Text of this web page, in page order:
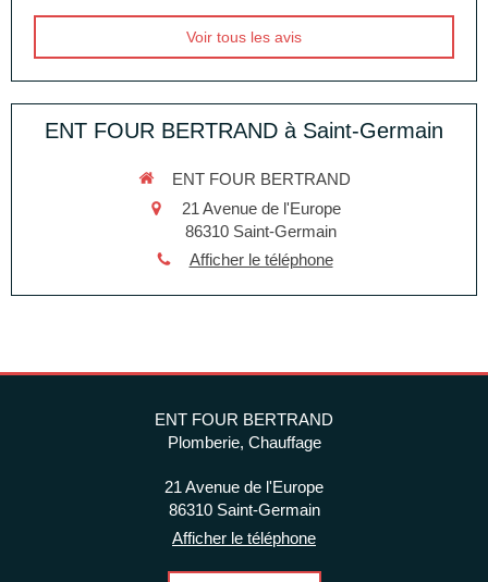
Voir tous les avis
ENT FOUR BERTRAND à Saint-Germain
ENT FOUR BERTRAND
21 Avenue de l'Europe
86310 Saint-Germain
Afficher le téléphone
ENT FOUR BERTRAND
Plomberie, Chauffage
21 Avenue de l'Europe
86310 Saint-Germain
Afficher le téléphone